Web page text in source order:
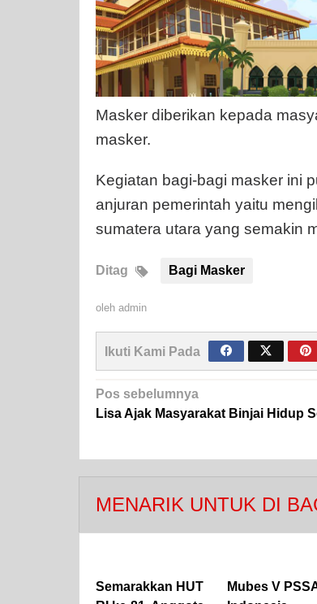
Masker diberikan kepada
masker.
Kegiatan bagi-bagi masker ini
anjuran pemerintah yaitu
sumatera utara yang semakin
Ditag Bagi Masker
oleh admin
Ikuti Kami Pada
Navigasi
pos
Pos sebelumnya
Lisa Ajak Masyarakat Binjai Hidup
MENARIK UNTUK DI
Semarakkan HUT
Mubes V